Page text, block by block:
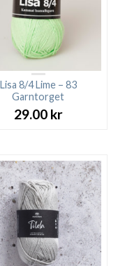
Lisa 8/4 Lime – 83
Garntorget
29.00 kr